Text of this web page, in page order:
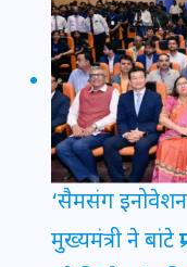
‘सैमसंग
मुख्यमंत्री ने बांटे